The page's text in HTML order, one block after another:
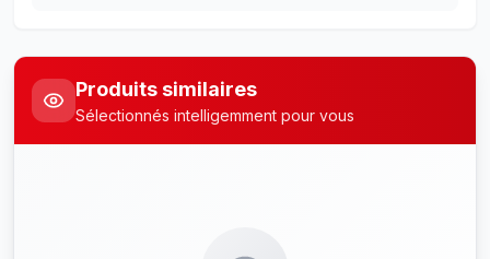
Produits similaires
Sélectionnés intelligemment pour vous